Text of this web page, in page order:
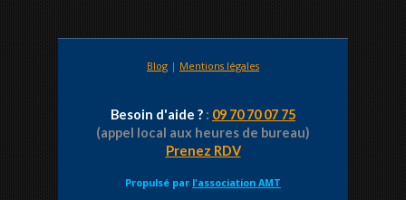
Blog | Mentions légales
Besoin d'aide ? : 09 70 70 07 75
(appel local aux heures de bureau)
Prenez RDV
Propulsé par l'association AMT